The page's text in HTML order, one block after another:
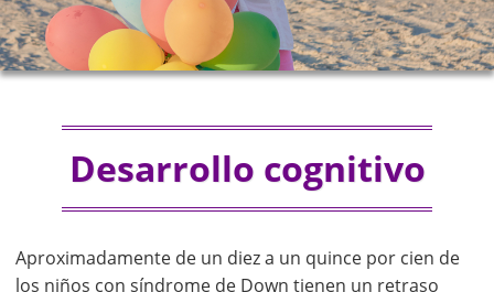
Desarrollo cognitivo
Aproximadamente de un diez a un quince por cien de
los niños con síndrome de Down tienen un retraso